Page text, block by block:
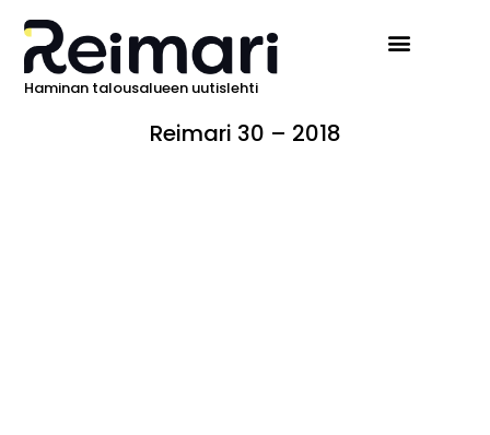
Haminan talousalueen uutislehti
Reimari 30 – 2018